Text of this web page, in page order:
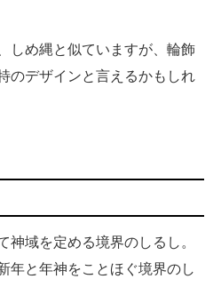
しめ縄と似ていますが、輪飾
のデザインと言えるかもしれ
域を定める境界のしるし。
年と年神をことほぐ境界のし